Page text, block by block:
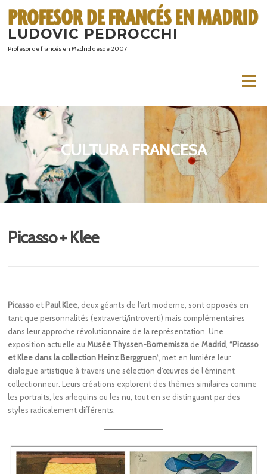
contenido
LUDOVIC PEDROCCHI
Profesor de francés en Madrid desde 2007
Menú
CULTURA FRANCESA
Picasso + Klee
Picasso et Paul Klee, deux géants de l’art moderne, sont opposés en
tant que personnalités (extraverti/introverti) mais complémentaires
dans leur approche révolutionnaire de la représentation. Une
exposition actuelle auMusée Thyssen-BornemiszadeMadrid, “Picasso
et Klee dans la collection Heinz Berggruen“, met en lumière leur
dialogue artistique à travers une sélection d’œuvres de l’éminent
collectionneur. Leurs créations explorent des thèmes similaires comme
les portraits, les arlequins ou les nu, tout en se distinguant par des
styles radicalement différents.